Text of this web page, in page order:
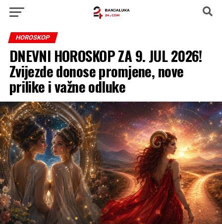
HOROSKOP
DNEVNI HOROSKOP ZA 9. JUL 2026!
Zvijezde donose promjene, nove
prilike i važne odluke